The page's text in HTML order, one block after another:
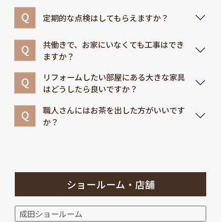
定期的な点検はしてもらえますか？
共働きで、お家にいなくても工事はでき
ますか？
リフォームしたい部屋にある大きな家具
はどうしたら良いですか？
職人さんにはお茶を出した方がいいです
か？
ショールーム・店舗
成田ショールーム